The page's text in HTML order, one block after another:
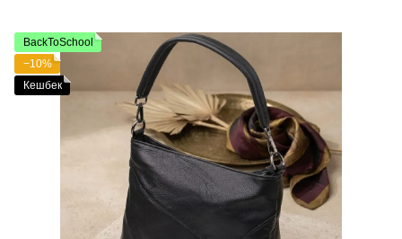
BackToSchool
−10%
Кешбек